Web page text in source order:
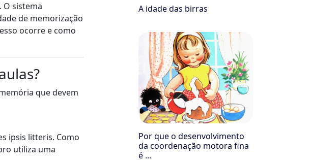
O sistema
de memorização
ocorre e como
que devem
ipsis litteris. Como
utiliza uma
A idade das birras
Por que o desenvolvimento
da coordenação motora fina
é ...